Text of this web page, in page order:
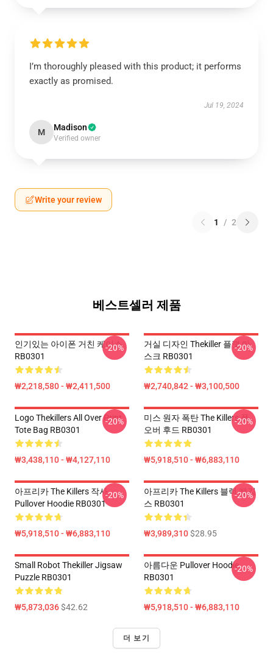
I’m thoroughly pleased with this product; it performs
exactly as promised.
Jul 19, 2024
M Madison
Verified owner
Write your review
1 / 2
베스트셀러 제품
인기있는 아이폰 거친 케이스
RB0301
₩2,218,580 - ₩2,411,500
-20%
거실 디자인 Thekiller 플랫 마
스크 RB0301
₩2,740,842 - ₩3,100,500
-20%
Logo Thekillers All Over Print
Tote Bag RB0301
₩3,438,110 - ₩4,127,110
-20%
미스 원자 폭탄 The Killers 풀
오버 후드 RB0301
₩5,918,510 - ₩6,883,110
-20%
아프리카 The Killers 작사
Pullover Hoodie RB0301
₩5,918,510 - ₩6,883,110
-20%
아프리카 The Killers 블랙 레깅
스 RB0301
₩3,989,310$28.95
-20%
Small Robot Thekiller Jigsaw
Puzzle RB0301
₩5,873,036$42.62
아름다운 Pullover Hoodie
RB0301
₩5,918,510 - ₩6,883,110
-20%
더 보기